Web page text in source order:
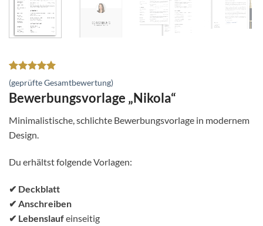
Bewertet
mit5von
5, basierend
34
Kundenbewertungen
(geprüfte Gesamtbewertung)
Bewerbungsvorlage „Nikola“
Minimalistische, schlichte Bewerbungsvorlage in modernem
Design.
Du erhältst folgende Vorlagen:
✔ Deckblatt
✔ Anschreiben
✔ Lebenslaufeinseitig